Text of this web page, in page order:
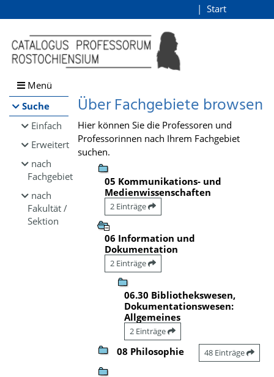
Browsen
direkt zum Inhalt
Start
Menü
Suche
Einfach
Erweitert
nach
Fachgebiet
nach
Fakultät /
Sektion
Über Fachgebiete browsen
Hier können Sie die Professoren und
Professorinnen nach Ihrem Fachgebiet
suchen.
05 Kommunikations- und
Medienwissenschaften
2 Einträge
06 Information und
Dokumentation
2 Einträge
06.30 Bibliothekswesen,
Dokumentationswesen:
Allgemeines
2 Einträge
08 Philosophie 48 Einträge